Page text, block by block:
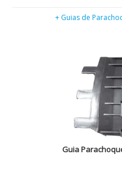
+ Guias de
Guia